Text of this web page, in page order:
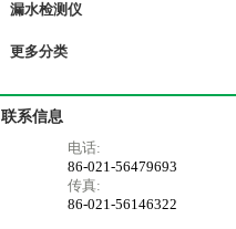
漏水检测仪
更多分类
联系信息
电话:
86-021-56479693
传真:
86-021-56146322